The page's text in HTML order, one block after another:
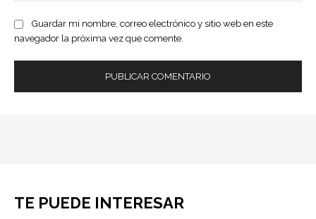
Guardar mi nombre, correo electrónico y sitio web en este
navegador la próxima vez que comente.
TE PUEDE INTERESAR